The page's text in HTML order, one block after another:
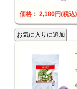
価格： 2,180円(税込)